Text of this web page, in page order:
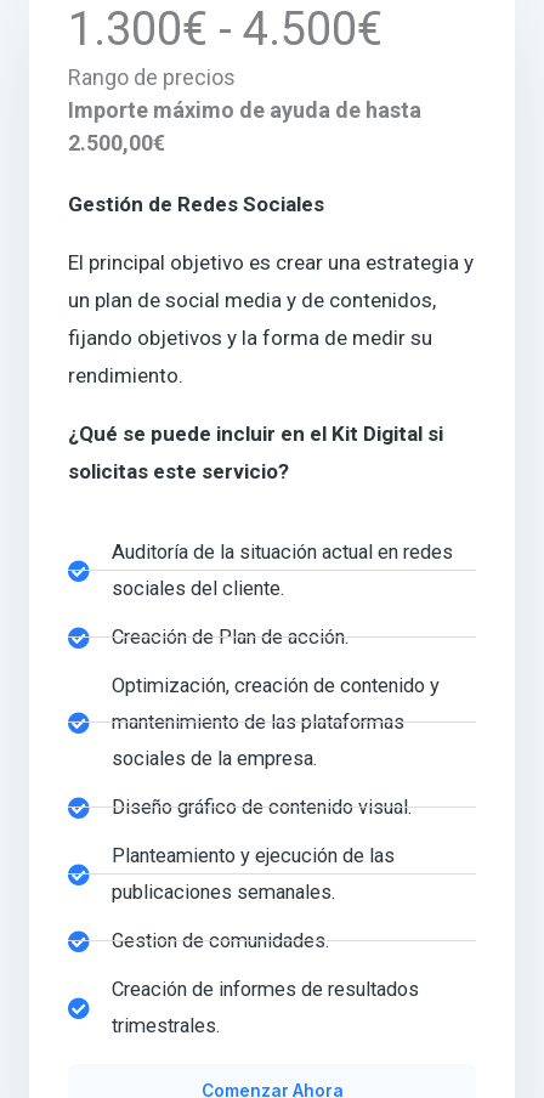
1.300€ - 4.500€
Rango de precios
Importe máximo de ayuda de hasta
2.500,00€
Gestión de Redes Sociales
El principal objetivo es crear una estrategia y
un plan de social media y de contenidos,
fijando objetivos y la forma de medir su
rendimiento.
¿Qué se puede incluir en el Kit Digital si
solicitas este servicio?
Auditoría de la situación actual en redes
sociales del cliente.
Creación de Plan de acción.
Optimización, creación de contenido y
mantenimiento de las plataformas
sociales de la empresa.
Diseño gráfico de contenido visual.
Planteamiento y ejecución de las
publicaciones semanales.
Gestion de comunidades.
Creación de informes de resultados
trimestrales.
Comenzar Ahora